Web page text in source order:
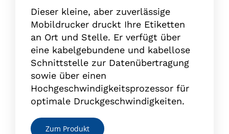
Dieser kleine, aber zuverlässige
Mobildrucker druckt Ihre Etiketten
an Ort und Stelle. Er verfügt über
eine kabelgebundene und kabellose
Schnittstelle zur Datenübertragung
sowie über einen
Hochgeschwindigkeitsprozessor für
optimale Druckgeschwindigkeiten.
Zum Produkt